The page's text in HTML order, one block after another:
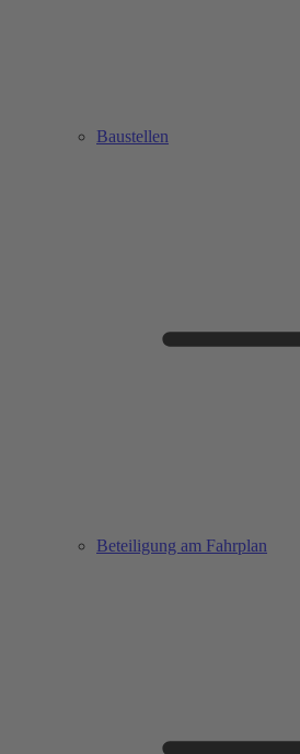
Baustellen
Beteiligung am Fahrplan